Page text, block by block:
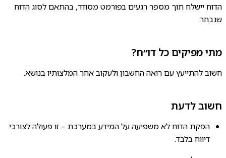
הדוח יישלח תוך מספר רגעים בפורמט מסודר, בהתאם לסוג הדוח
שנבחר.
מתי מפיקים כל דו״ח?
חשוב להתייעץ עם רואה החשבון ולעקוב אחר המלצותיו בנושא.
חשוב לדעת
הפקת הדוח לא משפיעה על המידע במערכת – זו פעולה לצורכי
דיווח בלבד.